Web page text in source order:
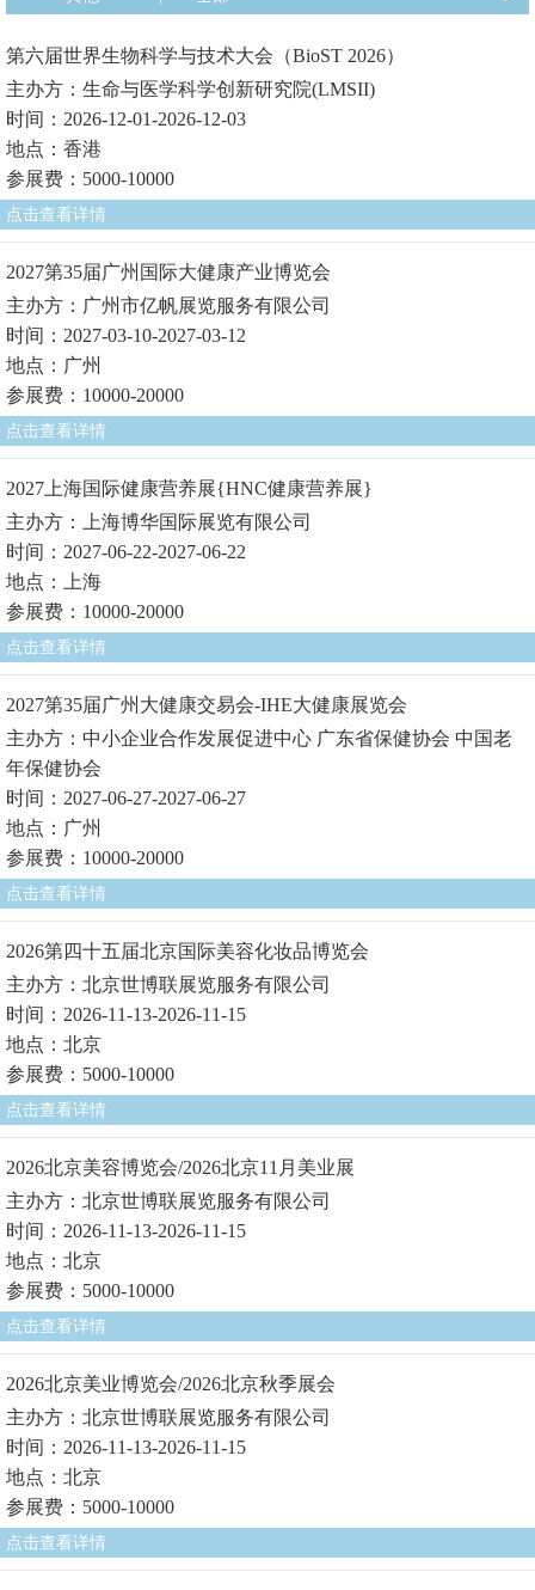
第六届世界生物科学与技术大会（BioST 2026）
主办方：生命与医学科学创新研究院(LMSII)
时间：2026-12-01-2026-12-03
地点：香港
参展费：5000-10000
点击查看详情
2027第35届广州国际大健康产业博览会
主办方：广州市亿帆展览服务有限公司
时间：2027-03-10-2027-03-12
地点：广州
参展费：10000-20000
点击查看详情
2027上海国际健康营养展{HNC健康营养展}
主办方：上海博华国际展览有限公司
时间：2027-06-22-2027-06-22
地点：上海
参展费：10000-20000
点击查看详情
2027第35届广州大健康交易会-IHE大健康展览会
主办方：中小企业合作发展促进中心 广东省保健协会 中国老
年保健协会
时间：2027-06-27-2027-06-27
地点：广州
参展费：10000-20000
点击查看详情
2026第四十五届北京国际美容化妆品博览会
主办方：北京世博联展览服务有限公司
时间：2026-11-13-2026-11-15
地点：北京
参展费：5000-10000
点击查看详情
2026北京美容博览会/2026北京11月美业展
主办方：北京世博联展览服务有限公司
时间：2026-11-13-2026-11-15
地点：北京
参展费：5000-10000
点击查看详情
2026北京美业博览会/2026北京秋季展会
主办方：北京世博联展览服务有限公司
时间：2026-11-13-2026-11-15
地点：北京
参展费：5000-10000
点击查看详情